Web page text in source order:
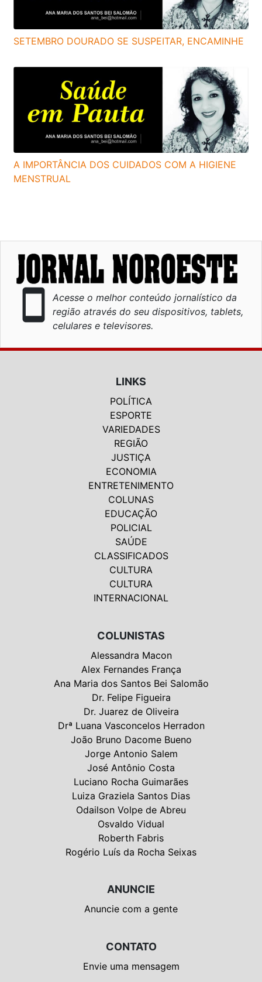
SETEMBRO DOURADO SE SUSPEITAR, ENCAMINHE
A IMPORTÂNCIA DOS CUIDADOS COM A HIGIENE
MENSTRUAL
smartphone
Acesse o melhor conteúdo jornalístico da
região através do seu dispositivos, tablets,
celulares e televisores.
LINKS
POLÍTICA
ESPORTE
VARIEDADES
REGIÃO
JUSTIÇA
ECONOMIA
ENTRETENIMENTO
COLUNAS
EDUCAÇÃO
POLICIAL
SAÚDE
CLASSIFICADOS
CULTURA
CULTURA
INTERNACIONAL
COLUNISTAS
Alessandra Macon
Alex Fernandes França
Ana Maria dos Santos Bei Salomão
Dr. Felipe Figueira
Dr. Juarez de Oliveira
Drª Luana Vasconcelos Herradon
João Bruno Dacome Bueno
Jorge Antonio Salem
José Antônio Costa
Luciano Rocha Guimarães
Luiza Graziela Santos Dias
Odailson Volpe de Abreu
Osvaldo Vidual
Roberth Fabris
Rogério Luís da Rocha Seixas
ANUNCIE
Anuncie com a gente
CONTATO
Envie uma mensagem